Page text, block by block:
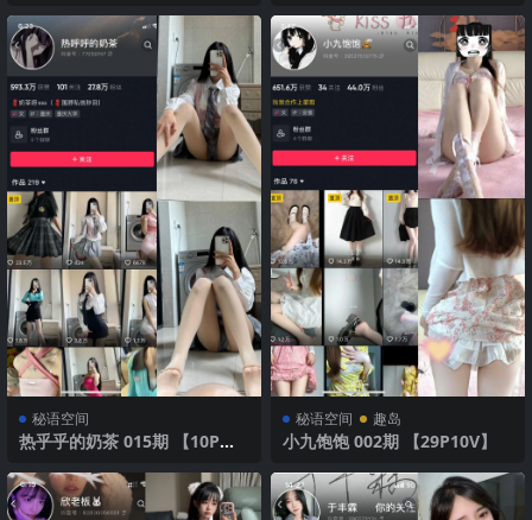
秘语空间
热乎乎的奶茶 015期 【10P】2
秘语空间 趣岛
小九饱饱 002期 【29P10V】